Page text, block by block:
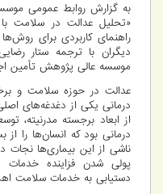
به گزارش روابط عمومی
«تحلیل عدالت در سلامت با
راهنمای کاربردی برای
دیگران با ترجمه ستار
موسسه عالی پژوهش تأمین
عدالت در حوزه سلامت و
درمانی یکی از دغدغه‌های
از ابعاد برجسته مدرنیته،
درمانی بود که انسان‌ها را از
ناشی از این بیماری‌ها نجات
پولی شدن فزاینده خدمات
دستیابی به خدمات سلامت